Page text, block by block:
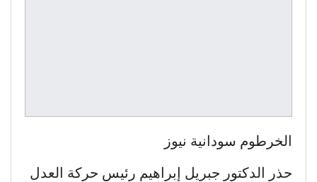
الخرطوم سودانية نيوز
حذر الدكتور جبريل إبراهيم رئيس حركة العدل